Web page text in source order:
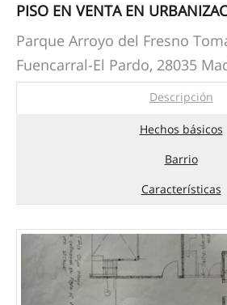
PISO EN VENTA EN
Parque Arroyo del Fresno
Fuencarral-El Pardo, 28035
Descripción
Hechos básicos
Barrio
Características